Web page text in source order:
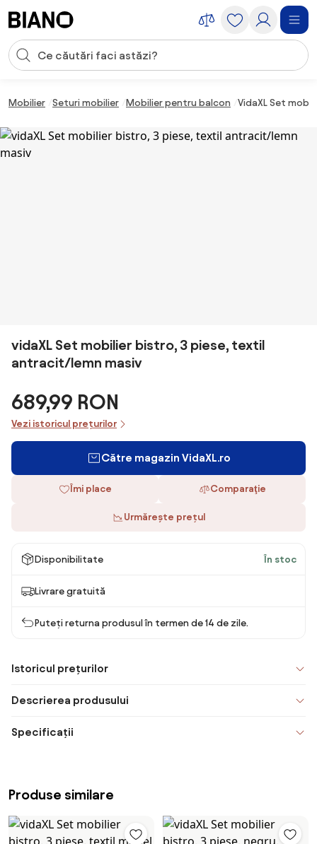
Introducerea căutării
Mobilier Seturi mobilier Mobilier pentru balcon VidaXL Set
vidaXL Set mobilier bistro, 3 piese, textil
antracit/lemn masiv
689,99 RON
Vezi istoricul prețurilor
Către magazin VidaXL.ro
Îmi place Comparaţie
Urmărește prețul
Disponibilitate În stoc
Livrare gratuită
Puteți returna produsul în termen de 14 de zile.
Istoricul prețurilor
Descrierea produsului
Specificații
Produse similare